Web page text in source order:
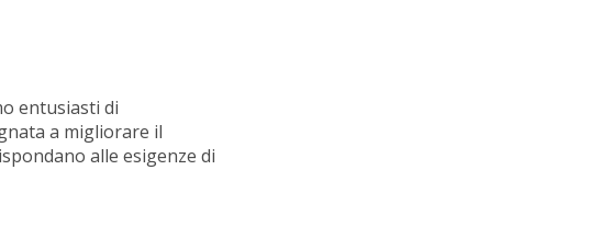
entusiasti di
a migliorare il
alle esigenze di